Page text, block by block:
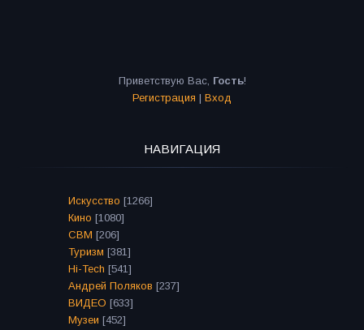
Приветствую Вас, Гость!
Регистрация | Вход
НАВИГАЦИЯ
Искусство [1266]
Кино [1080]
СВМ [206]
Туризм [381]
Hi-Tech [541]
Андрей Поляков [237]
ВИДЕО [633]
Музеи [452]